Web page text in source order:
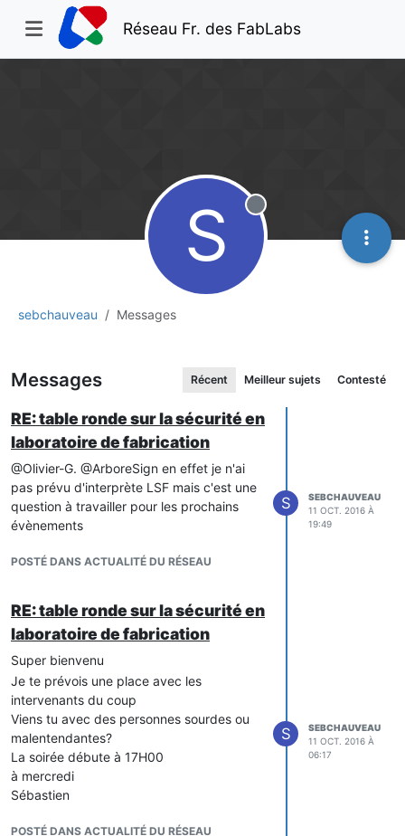
Réseau Fr. des FabLabs
sebchauveau Messages
S Hors-ligne
Messages Récent Meilleur sujets Contesté
RE: table ronde sur la sécurité en
laboratoire de fabrication
@Olivier-G. @ArboreSign en effet je n'ai
pas prévu d'interprète LSF mais c'est une
question à travailler pour les prochains
évènements
POSTÉ DANS ACTUALITÉ DU RÉSEAU
S
SEBCHAUVEAU
11 OCT. 2016 À
19:49
RE: table ronde sur la sécurité en
laboratoire de fabrication
Super bienvenu
Je te prévois une place avec les
intervenants du coup
Viens tu avec des personnes sourdes ou
malentendantes?
La soirée débute à 17H00
à mercredi
Sébastien
POSTÉ DANS ACTUALITÉ DU RÉSEAU
S
SEBCHAUVEAU
11 OCT. 2016 À
06:17